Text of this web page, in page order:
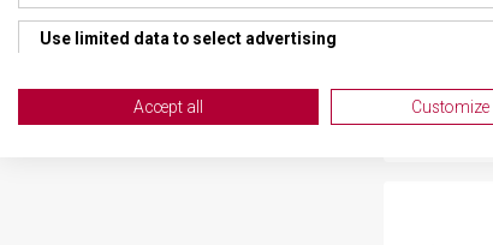
Use limited data to select advertising
Create profiles for personalised advertising
Accept all Customize